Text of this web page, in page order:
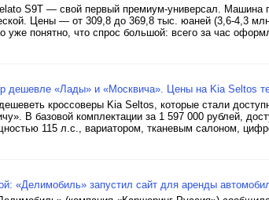
S9T — свой первый премиум-универсал. Машина
Цены — от 309,8 до 369,8 тыс. юаней (3,6-4,3
уже понятно, что спрос большой: всего за час
дешевле «Лады» и «Москвича». Цены на Kia Seltos
кроссоверы Kia Seltos, которые стали
В базовой комплектации за 1 597 000 рублей,
115 л.с., вариатором, тканевым салоном,
«Делимобиль» запустил сайт для аренды